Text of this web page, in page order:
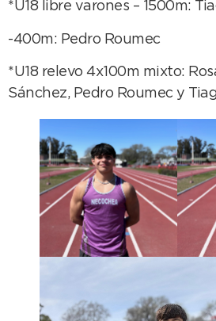
*U18 libre varones – 1500m:
-400m: Pedro Roumec
*U18 relevo 4x100m mixto:
Sánchez, Pedro Roumec y